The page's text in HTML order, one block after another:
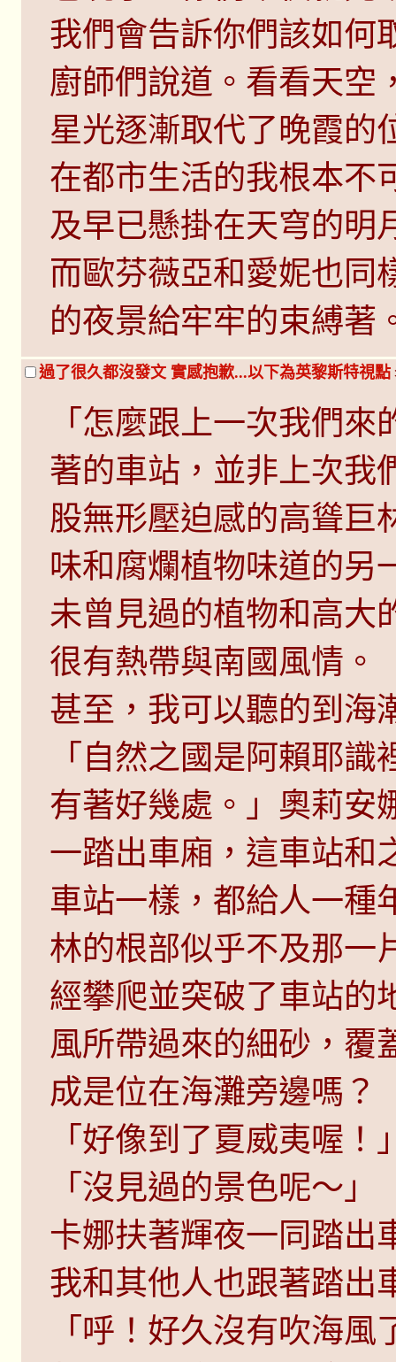
我們會告訴你們該如何
廚師們說道。看看天空
星光逐漸取代了晚霞的
在都市生活的我根本不
及早已懸掛在天穹的明
而歐芬薇亞和愛妮也同
的夜景給牢牢的束縛著
過了很久都沒發文 實感抱歉...以下為英黎斯特視點
「怎麼跟上一次我們
著的車站，並非上次我
股無形壓迫感的高聳巨
味和腐爛植物味道的另
未曾見過的植物和高大
很有熱帶與南國風情。
甚至，我可以聽的到海
「自然之國是阿賴耶
有著好幾處。」奧莉安
一踏出車廂，這車站和
車站一樣，都給人一種
林的根部似乎不及那一
經攀爬並突破了車站的
風所帶過來的細砂，覆
成是位在海灘旁邊嗎？
「好像到了夏威夷喔！
「沒見過的景色呢～」
卡娜扶著輝夜一同踏出
我和其他人也跟著踏出
「呼！好久沒有吹海